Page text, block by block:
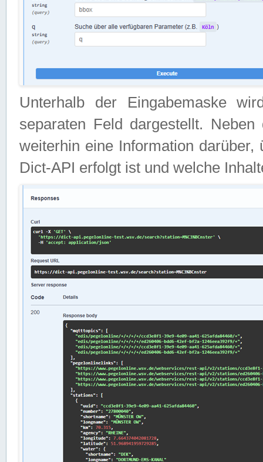
Unterhalb der Eingabemaske
separaten Feld dargestellt.
weiterhin eine Information
Dict-API erfolgt ist und welche